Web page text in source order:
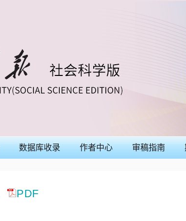
数据库收录 作者中心 审稿指南
PDF